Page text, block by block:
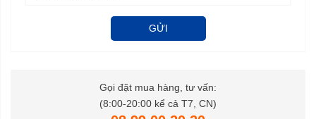
GỬI
Gọi đặt mua hàng, tư vấn:
(8:00-20:00 kể cả T7, CN)